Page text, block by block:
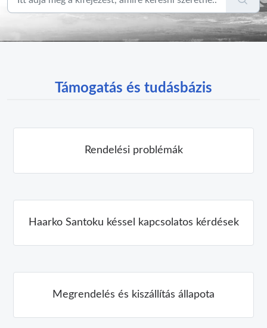
Támogatás és tudásbázis
Rendelési problémák
Haarko Santoku késsel kapcsolatos kérdések
Megrendelés és kiszállítás állapota